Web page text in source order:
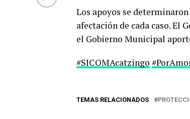
Los apoyos se
afectación de cada caso. El
el Gobierno Municipal
#SICOMAcatzingo
TEMAS RELACIONADOS